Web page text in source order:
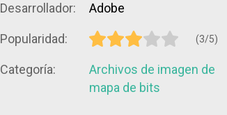
Desarrollador: Adobe
Popularidad: (3/5)
Categoría:
Archivos de imagen de
mapa de bits